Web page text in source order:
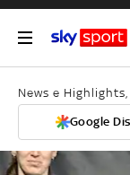
News e
Google